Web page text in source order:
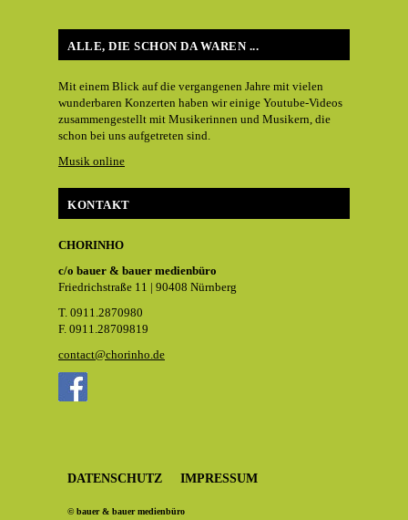
ALLE, DIE SCHON DA WAREN ...
Mit einem Blick auf die vergangenen Jahre mit vielen
wunderbaren Konzerten haben wir einige Youtube-Videos
zusammengestellt mit Musikerinnen und Musikern, die
schon bei uns aufgetreten sind.
Musik online
KONTAKT
CHORINHO
c/o bauer & bauer medienbüro
Friedrichstraße 11 | 90408 Nürnberg
T. 0911.2870980
F. 0911.28709819
contact@chorinho.de
DATENSCHUTZ IMPRESSUM
© bauer & bauer medienbüro